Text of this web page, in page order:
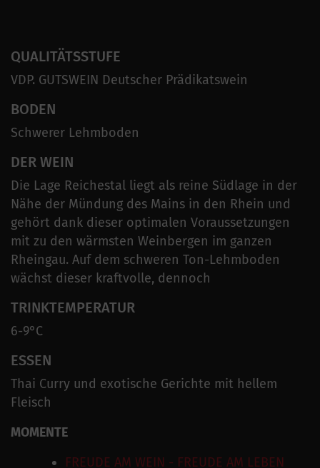
QUALITÄTSSTUFE
VDP. GUTSWEIN Deutscher Prädikatswein
BODEN
Schwerer Lehmboden
DER WEIN
Die Lage Reichestal liegt als reine Südlage in der
Nähe der Mündung des Mains in den Rhein und
gehört dank dieser optimalen Voraussetzungen
mit zu den wärmsten Weinbergen im ganzen
Rheingau. Auf dem schweren Ton-Lehmboden
wächst dieser kraftvolle, dennoch
TRINKTEMPERATUR
6-9°C
ESSEN
Thai Curry und exotische Gerichte mit hellem
Fleisch
MOMENTE
FREUDE AM WEIN - FREUDE AM LEBEN